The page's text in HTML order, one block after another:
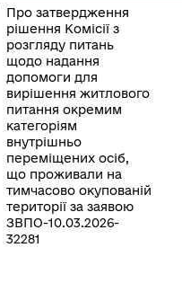
Про затвердження
рішення Комісії з
розгляду питань
щодо надання
допомоги для
вирішення житлового
питання окремим
категоріям
внутрішньо
переміщених осіб,
що проживали на
тимчасово окупованій
території за заявою
ЗВПО-10.03.2026-
32281